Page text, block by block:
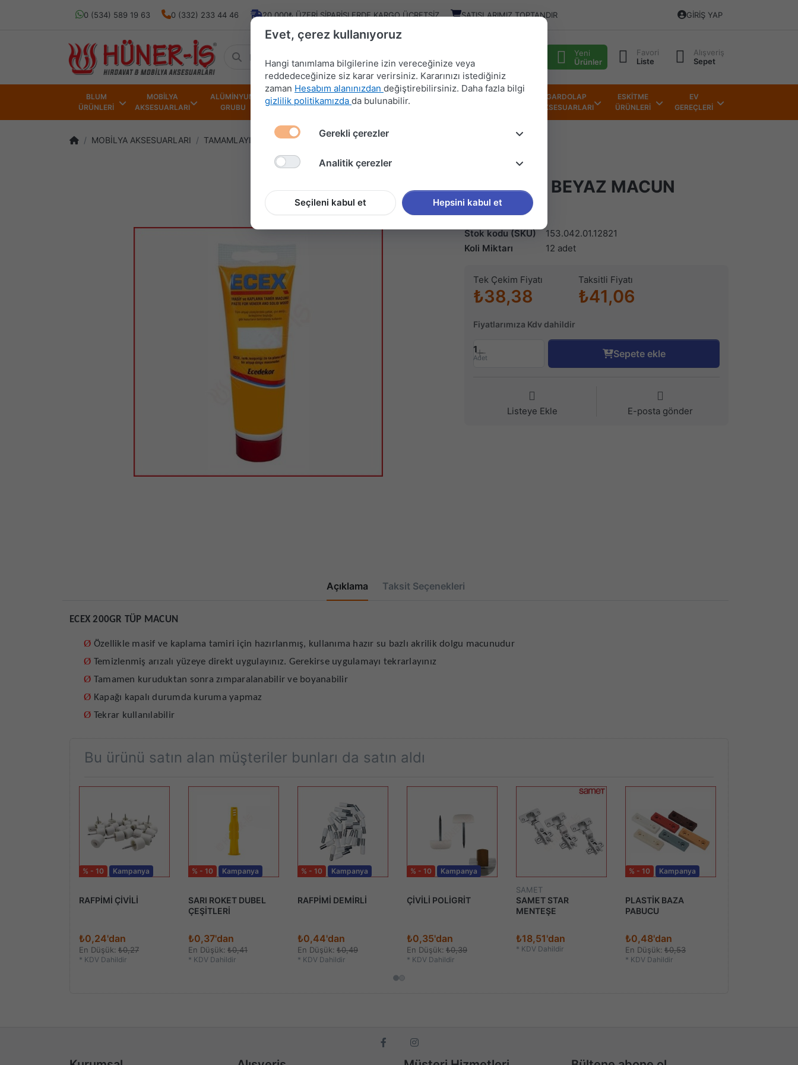
0 (534) 589 19 63 0 (332) 233 44 46 20.000₺ ÜZERI SIPARIŞLERDE KARGO ÜCRETSIZ SATIŞLARIMIZ TOPTANDIR GIRIŞ YAP
Yeni
Ürünler
Favori
Liste
Alışveriş
Sepet
BLUM
ÜRÜNLERİ
MOBİLYA
AKSESUARLARI
ALÜMİNYUM
GRUBU
HIRDAVAT
MALZEMELERİ
MUTFAK
AKSESUARLARI
GARDOLAP
AKSESUARLARI
ESKİTME
ÜRÜNLERİ
EV
GEREÇLERİ
MOBİLYA AKSESUARLARI TAMAMLAYICI ÜRÜNLER ECEX TÜP BEYAZ MACUN (200Gr)
ECEX TÜP BEYAZ MACUN
(200Gr)
Stok kodu (SKU)
153.042.01.12821
Koli Miktarı
12 adet
Tek Çekim Fiyatı
₺38,38
Taksitli Fiyatı
₺41,06
Fiyatlarımıza Kdv dahildir
1
Adet Sepete ekle
Listeye Ekle E-posta gönder
Açıklama Taksit Seçenekleri
ECEX 200GR TÜP MACUN
Ø Özellikle masif ve kaplama tamiri için hazırlanmış, kullanıma hazır su bazlı akrilik dolgu macunudur
Ø Temizlenmiş arızalı yüzeye direkt uygulayınız. Gerekirse uygulamayı tekrarlayınız
Ø Tamamen kuruduktan sonra zımparalanabilir ve boyanabilir
Ø Kapağı kapalı durumda kuruma yapmaz
Ø Tekrar kullanılabilir
Bu ürünü satın alan müşteriler bunları da satın aldı
% - 10 Kampanya
RAFPİMİ ÇİVİLİ
₺0,24'dan
En Düşük: ₺0,27
* KDV Dahildir
% - 10 Kampanya
SARI ROKET DUBEL
ÇEŞİTLERİ
₺0,37'dan
En Düşük: ₺0,41
* KDV Dahildir
% - 10 Kampanya
RAFPİMİ DEMİRLİ
₺0,44'dan
En Düşük: ₺0,49
* KDV Dahildir
% - 10 Kampanya
ÇİVİLİ POLİGRİT
₺0,35'dan
En Düşük: ₺0,39
* KDV Dahildir
SAMET
SAMET STAR
MENTEŞE
₺18,51'dan
* KDV Dahildir
% - 10 Kampanya
PLASTİK BAZA
PABUCU
₺0,48'dan
En Düşük: ₺0,53
* KDV Dahildir
Evet, çerez kullanıyoruz
Hangi tanımlama bilgilerine izin vereceğinize veya
reddedeceğinize siz karar verirsiniz. Kararınızı istediğiniz
zaman Hesabım alanınızdan değiştirebilirsiniz. Daha fazla bilgi
gizlilik politikamızda da bulunabilir.
Gerekli çerezler
Analitik çerezler
Seçileni kabul et Hepsini kabul et